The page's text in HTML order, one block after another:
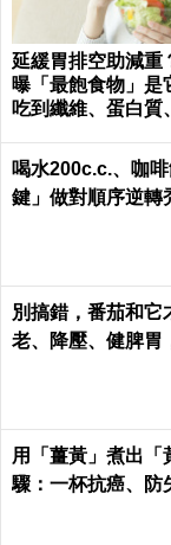
延緩胃排空助減重
曝「最飽食物」是
吃到纖維、蛋白質
喝水200c.c.、咖
鍵」做對順序逆轉
別搞錯，番茄和它
老、降壓、健脾胃
用「薑黃」煮出「
驟：一杯抗癌、防